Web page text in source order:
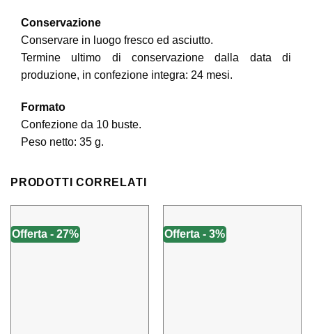
Conservazione
Conservare in luogo fresco ed asciutto.
Termine ultimo di conservazione dalla data di
produzione, in confezione integra: 24 mesi.
Formato
Confezione da 10 buste.
Peso netto: 35 g.
PRODOTTI CORRELATI
Offerta - 27% Offerta - 3%